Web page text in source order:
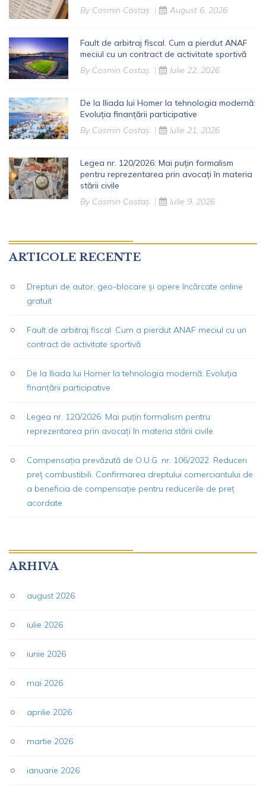
By Cosmin Costaș August 6, 2026
Fault de arbitraj fiscal. Cum a pierdut ANAF
meciul cu un contract de activitate sportivă
By Cosmin Costaș Iulie 22, 2026
De la Iliada lui Homer la tehnologia modernă:
Evoluția finanțării participative
By Cosmin Costaș Iulie 21, 2026
Legea nr. 120/2026: Mai puțin formalism
pentru reprezentarea prin avocați în materia
stării civile
By Cosmin Costaș Iulie 9, 2026
ARTICOLE RECENTE
Drepturi de autor, geo-blocare și opere încărcate online
gratuit
Fault de arbitraj fiscal. Cum a pierdut ANAF meciul cu un
contract de activitate sportivă
De la Iliada lui Homer la tehnologia modernă: Evoluția
finanțării participative
Legea nr. 120/2026: Mai puțin formalism pentru
reprezentarea prin avocați în materia stării civile
Compensația prevăzută de O.U.G. nr. 106/2022. Reduceri
preț combustibili. Confirmarea dreptului comerciantului de
a beneficia de compensație pentru reducerile de preț
acordate
ARHIVA
august 2026
iulie 2026
iunie 2026
mai 2026
aprilie 2026
martie 2026
ianuarie 2026